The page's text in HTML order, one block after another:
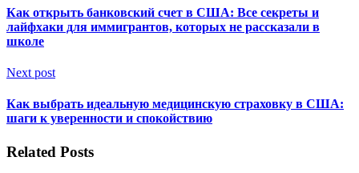
Как открыть банковский счет в США: Все секреты и
лайфхаки для иммигрантов, которых не рассказали в
школе
Next post
Как выбрать идеальную медицинскую страховку в США:
шаги к уверенности и спокойствию
Related Posts